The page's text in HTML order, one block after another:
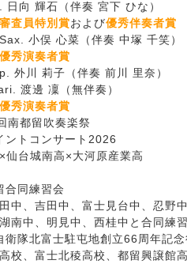
石（伴奏 宮下 ひな）
別賞および優秀伴奏者賞
心菜（伴奏 中塚 千笑）
者賞
子（伴奏 前川 里奈）
凜（無伴奏）
優秀演奏者賞
留吹奏楽祭
トコンサート2026
南高×大河原産業高
同練習会
田中、富士見台中、忍野中
明見中、西桂中と合同練習
富士駐屯地創立66周年記念
士北稜高校、都留興譲館高